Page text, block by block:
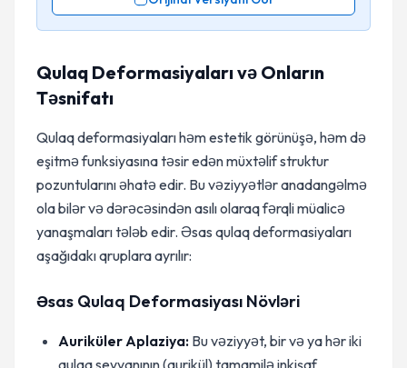
Qulaq Deformasiyaları və Onların
Təsnifatı
Qulaq deformasiyaları həm estetik görünüşə, həm də
eşitmə funksiyasına təsir edən müxtəlif struktur
pozuntularını əhatə edir. Bu vəziyyətlər anadangəlmə
ola bilər və dərəcəsindən asılı olaraq fərqli müalicə
yanaşmaları tələb edir. Əsas qulaq deformasiyaları
aşağıdakı qruplara ayrılır:
Əsas Qulaq Deformasiyası Növləri
Auriküler Aplaziya: Bu vəziyyət, bir və ya hər iki
qulaq seyvanının (aurikül) tamamilə inkişaf